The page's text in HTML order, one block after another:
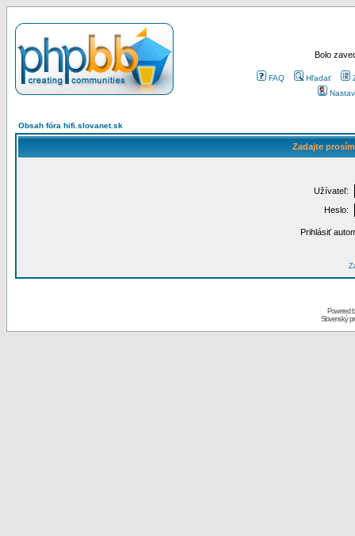
Bolo
FAQ Hľadať
Obsah fóra hifi.slovanet.sk
Zadajte
Užívateľ:
Heslo:
Prihlásiť
Powered
Slovenský